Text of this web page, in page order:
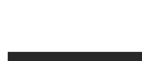
Alumni Geschichten